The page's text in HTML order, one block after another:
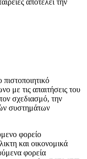
με τις απαιτήσεις του
σχεδιασμό, την
συστημάτων
φορείο
και οικονομικά
φορεία